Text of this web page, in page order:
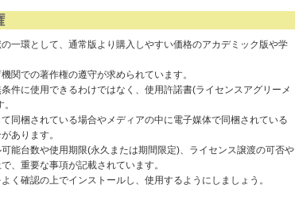
一環として、通常版より購入しやすい価格のアカデミック版や学
関での著作権の遵守が求められています。
件に使用できるわけではなく、使用許諾書(ライセンスアグリーメ
同梱されている場合やメディアの中に電子媒体で同梱されている
あります。
能台数や使用期限(永久または期間限定)、ライセンス譲渡の可否や
、重要な事項が記載されています。
く確認の上でインストールし、使用するようにしましょう。